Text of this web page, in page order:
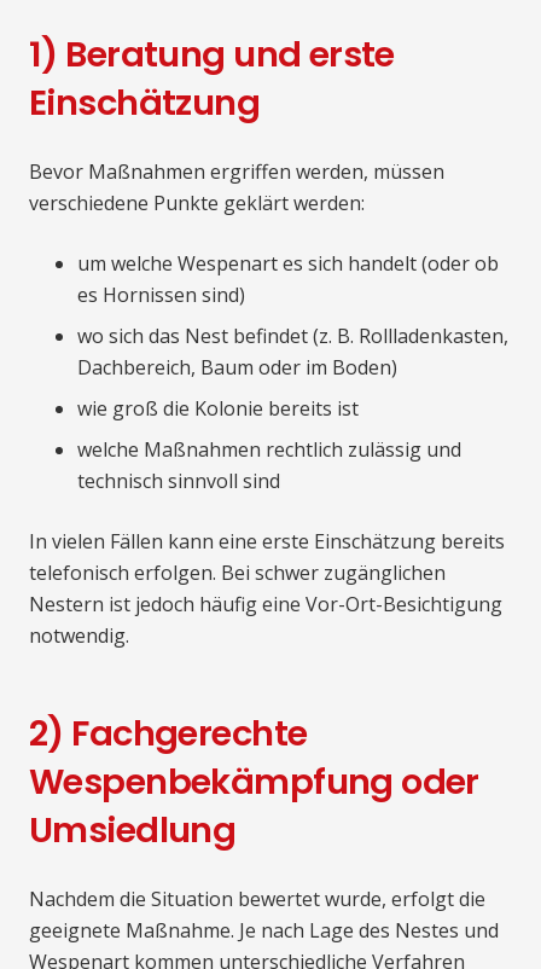
1) Beratung und erste
Einschätzung
Bevor Maßnahmen ergriffen werden, müssen
verschiedene Punkte geklärt werden:
um welche Wespenart es sich handelt (oder ob
es Hornissen sind)
wo sich das Nest befindet (z. B. Rollladenkasten,
Dachbereich, Baum oder im Boden)
wie groß die Kolonie bereits ist
welche Maßnahmen rechtlich zulässig und
technisch sinnvoll sind
In vielen Fällen kann eine erste Einschätzung bereits
telefonisch erfolgen. Bei schwer zugänglichen
Nestern ist jedoch häufig eine Vor-Ort-Besichtigung
notwendig.
2) Fachgerechte
Wespenbekämpfung oder
Umsiedlung
Nachdem die Situation bewertet wurde, erfolgt die
geeignete Maßnahme. Je nach Lage des Nestes und
Wespenart kommen unterschiedliche Verfahren